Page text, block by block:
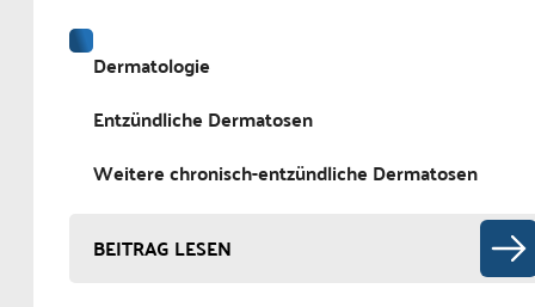
Dermatologie
Entzündliche Dermatosen
Weitere chronisch-entzündliche Dermatosen
BEITRAG LESEN